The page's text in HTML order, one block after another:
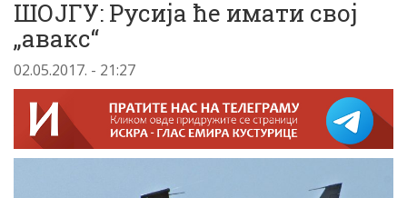
ШОЈГУ: Русија ће имати свој
„авакс“
02.05.2017. - 21:27